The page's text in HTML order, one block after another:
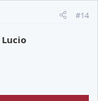
#14